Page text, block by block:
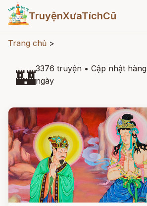
TruyệnXưaTíchCũ
Trang chủ >
🏰3376 truyện • Cập nhật hàng
ngày